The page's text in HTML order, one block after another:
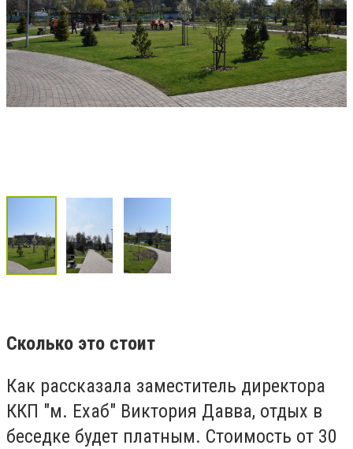
Сколько это стоит
Как рассказала заместитель директора
ККП "м. Ехаб" Виктория Давва, отдых в
беседке будет платным. Стоимость от 30